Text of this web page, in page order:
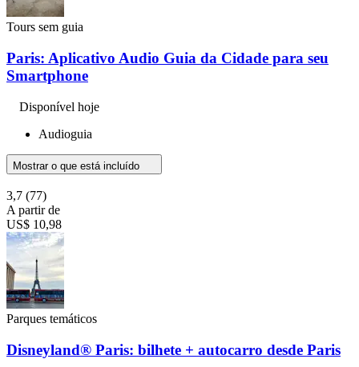
Tours sem guia
Paris: Aplicativo Audio Guia da Cidade para seu
Smartphone
Disponível hoje
Audioguia
Mostrar o que está incluído
3,7 (77)
A partir de
US$ 10,98
Parques temáticos
Disneyland® Paris: bilhete + autocarro desde Paris